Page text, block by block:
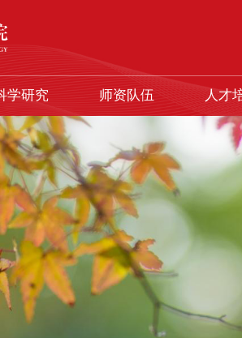
学研究 师资队伍 人才